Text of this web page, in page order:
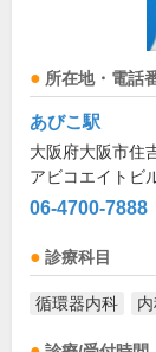
所在地・電話
あびこ駅
大阪府大阪市住
アビコエイトビ
06-4700-7888
診療科目
循環器内科